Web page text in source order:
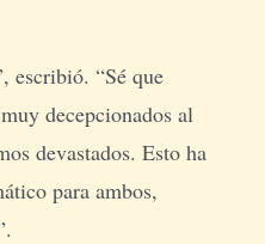
escribió. “Sé que
decepcionados al
devastados. Esto ha
para ambos,